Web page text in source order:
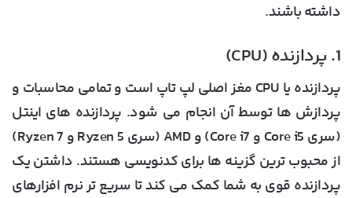
داشته باشند.
1. پردازنده (CPU)
پردازنده یا CPU مغز اصلی لپ تاپ است و تمامی محاسبات و
پردازش ها توسط آن انجام می شود. پردازنده های اینتل
(سری Core i5 و Core i7) و AMD (سری Ryzen 5 و Ryzen 7)
از محبوب ترین گزینه ها برای کدنویسی هستند. داشتن یک
پردازنده قوی به شما کمک می کند تا سریع تر نرم افزارهای